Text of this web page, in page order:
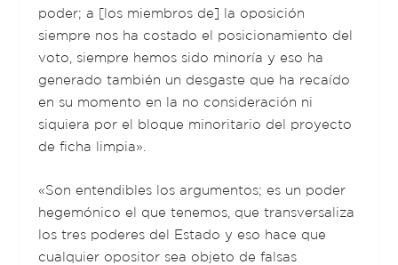
poder; a [los miembros de] la oposición
siempre nos ha costado el posicionamiento del
voto, siempre hemos sido minoría y eso ha
generado también un desgaste que ha recaído
en su momento en la no consideración ni
siquiera por el bloque minoritario del proyecto
de ficha limpia».
«Son entendibles los argumentos; es un poder
hegemónico el que tenemos, que transversaliza
los tres poderes del Estado y eso hace que
cualquier opositor sea objeto de falsas